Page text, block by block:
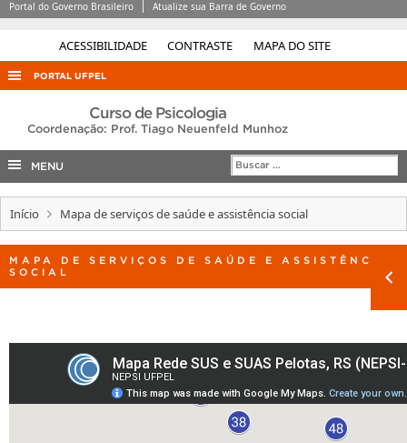
ACESSIBILIDADE CONTRASTE MAPA DO SITE
Portal do Governo Brasileiro Atualize sua Barra de Governo
PORTAL UFPEL
ACESSO À INFORMAÇÃO
AUDITORIA
COBALTO
CONCURSOS
EDITAIS
INTERNACIONAL
TELEFONES
Curso de Psicologia
Coordenação: Prof. Tiago Neuenfeld Munhoz
MENU
Início Mapa de serviços de saúde e assistência social
MAPA DE SERVIÇOS DE SAÚDE E ASSISTÊNCIA
SOCIAL